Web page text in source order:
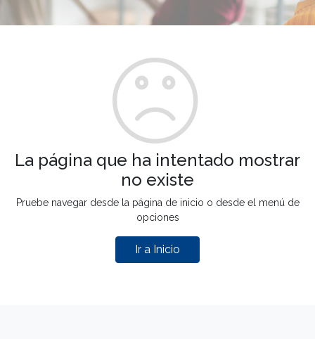
La página que ha intentado mostrar
no existe
Pruebe navegar desde la página de inicio o desde el menú de
opciones
Ir a Inicio